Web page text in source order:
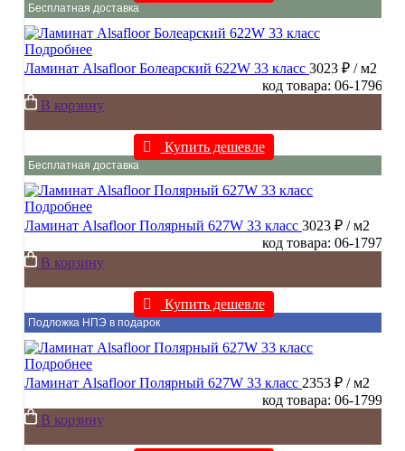
Бесплатная доставка
Подробнее
Ламинат Alsafloor Болеарский 622W 33 класс 3023 ₽ / м2
код товара: 06-1796
В корзину
Купить дешевле
Бесплатная доставка
Подробнее
Ламинат Alsafloor Полярный 627W 33 класс 3023 ₽ / м2
код товара: 06-1797
В корзину
Купить дешевле
Подложка НПЭ в подарок
Подробнее
Ламинат Alsafloor Полярный 627W 33 класс 2353 ₽ / м2
код товара: 06-1799
В корзину